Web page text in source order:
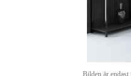
Bilden är